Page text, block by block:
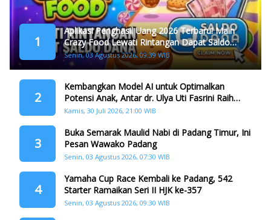
1
Aplikasi Penghasil Uang 2026 Terbaru! Main
Crazy Food Lewati Rintangan Dapat Saldo
Dana
Senin, 03 Agustus 2026, 09:39 WIB
2
Kembangkan Model AI untuk Optimalkan
Potensi Anak, Antar dr. Ulya Uti Fasrini Raih
Gelar Doktor
Kamis, 30 Juli 2026, 21:00 WIB
3
Buka Semarak Maulid Nabi di Padang Timur, Ini
Pesan Wawako Padang
Senin, 03 Agustus 2026, 07:30 WIB
4
Yamaha Cup Race Kembali ke Padang, 542
Starter Ramaikan Seri II HJK ke-357
Senin, 03 Agustus 2026, 09:30 WIB